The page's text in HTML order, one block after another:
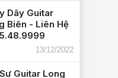
Dây Guitar
Biên - Liên Hệ
13/12/2022
Guitar Long